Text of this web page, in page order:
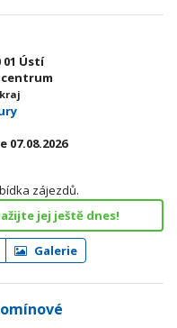
01 Ústí
centrum
07.08.2026
zájezdů.
jej ještě dnes!
Galerie